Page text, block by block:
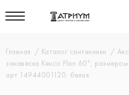
Главная Каталог сантехники
занавеска Keuco Plan 60°,
арт.14944001120. белая